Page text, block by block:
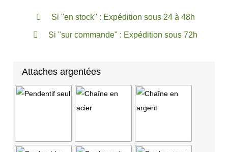
Si "en stock" : Expédition sous 24 à 48h
Si "sur commande" : Expédition sous 72h
Attaches argentées